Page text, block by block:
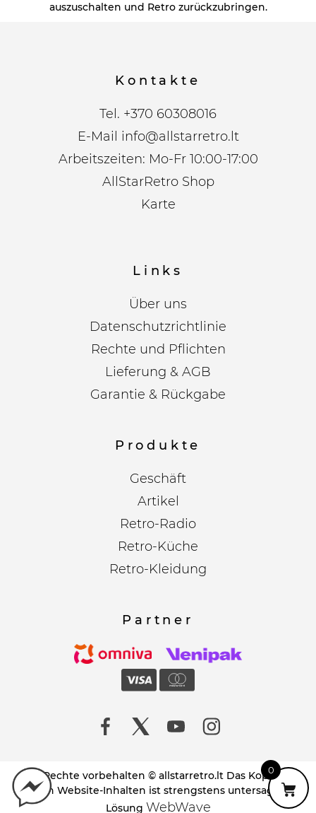
auszuschalten und Retro zurückzubringen.
Kontakte
Tel. +370 60308016
E-Mail info@allstarretro.lt
Arbeitszeiten: Mo-Fr 10:00-17:00
AllStarRetro Shop
Karte
Links
Über uns
Datenschutzrichtlinie
Rechte und Pflichten
Lieferung & AGB
Garantie & Rückgabe
Produkte
Geschäft
Artikel
Retro-Radio
Retro-Küche
Retro-Kleidung
Partner
Alle Rechte vorbehalten © allstarretro.lt Das Kopieren
von Website-Inhalten ist strengstens untersagt!
Lösung WebWave
0